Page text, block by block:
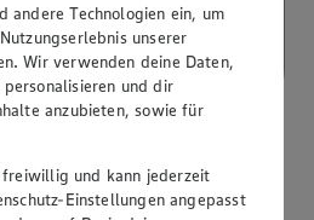
andere Technologien ein, um
unserer
Wir verwenden deine Daten,
und dir
anzubieten, sowie für
und kann jederzeit
Einstellungen angepasst